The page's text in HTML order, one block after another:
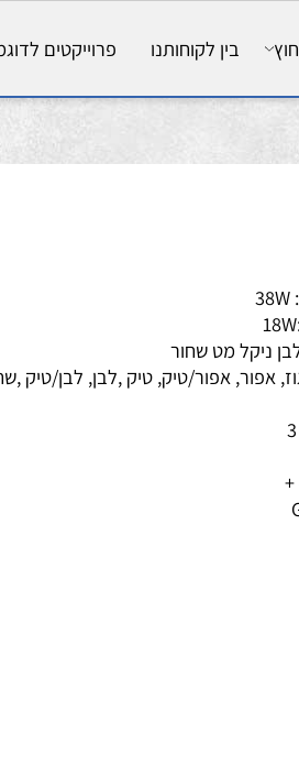
בין לקוחותנו פרוייקטים לדוגמא
מט שחור
אפור/טיק, טיק ,לבן, לבן/טיק ,שחור